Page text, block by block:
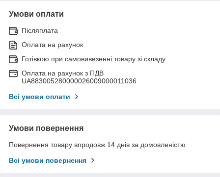
Умови оплати
Післяплата
Оплата на рахунок
Готівкою при самовивезенні товару зі складу
Оплата на рахунок з ПДВ
UA883005280000026009000011036
Всі умови оплати
Умови повернення
Повернення товару впродовж 14 днів за домовленістю
Всі умови повернення